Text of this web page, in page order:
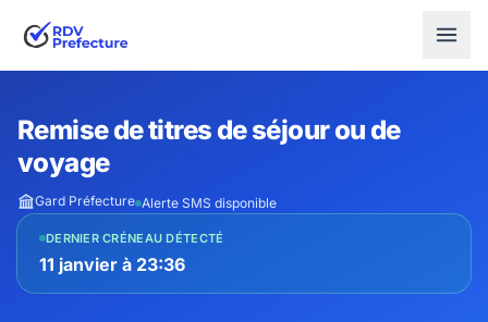
Remise de titres de séjour ou de
voyage
Gard Préfecture Alerte SMS disponible
DERNIER CRÉNEAU DÉTECTÉ
11 janvier à 23:36